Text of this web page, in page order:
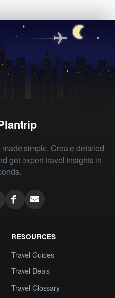
simple. Create detailed
get expert travel insights in
RESOURCES
Travel Guides
Travel Deals
Travel Glossary